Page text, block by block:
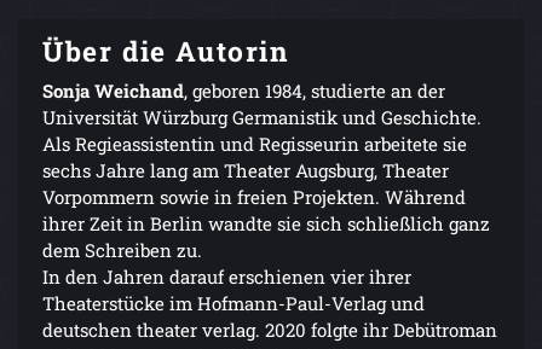
Über die Autorin
Sonja Weichand, geboren 1984, studierte an der
Universität Würzburg Germanistik und Geschichte.
Als Regieassistentin und Regisseurin arbeitete sie
sechs Jahre lang am Theater Augsburg, Theater
Vorpommern sowie in freien Projekten. Während
ihrer Zeit in Berlin wandte sie sich schließlich ganz
dem Schreiben zu.
In den Jahren darauf erschienen vier ihrer
Theaterstücke im Hofmann-Paul-Verlag und
deutschen theater verlag. 2020 folgte ihr Debütroman